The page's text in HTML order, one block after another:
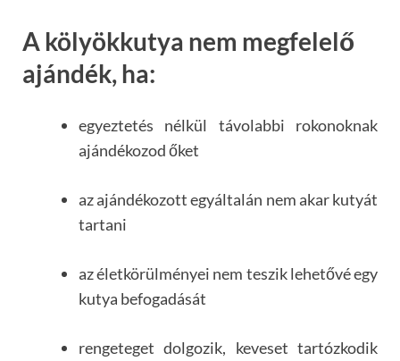
A kölyökkutya nem megfelelő
ajándék, ha:
egyeztetés nélkül távolabbi rokonoknak
ajándékozod őket
az ajándékozott egyáltalán nem akar kutyát
tartani
az életkörülményei nem teszik lehetővé egy
kutya befogadását
rengeteget dolgozik, keveset tartózkodik